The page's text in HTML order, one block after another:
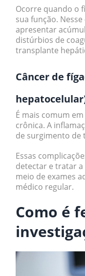
Ocorre quando o
sua função.
apresentar
distúrbios de
transplante
Câncer de
É mais comum
crônica. A
de surgimento de
Essas
detectar e tratar
meio de exames
médico regular.
Como é